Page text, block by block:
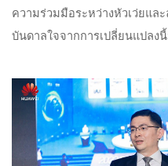
ความร่วมมือระหว่างหัวเว่ยแล
บันดาลใจจากการเปลี่ยนแปล